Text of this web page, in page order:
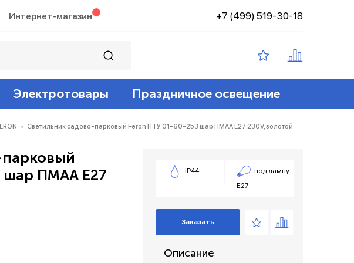
Интернет-магазин +7 (499) 519-30-18
Светодиодные лампы филамент
Люминесцентные лампы
Акцентное освещение
Светильники складские
Ленты светодиодные 12v
Дюралайт светодиодный
Электротовары
Датчики
Звонки и сигнализация беспроводные
Распределительные коробки и коннекторы
Праздничное освещение
Гирлянды белт-лайт
Прочее
Светильник садово-парковый Feron НТУ 01-60-253 шар ПМАА E27 230V, золотой
шар ПМАА E27
IP44
под лампу
Е27
Заказать
Описание